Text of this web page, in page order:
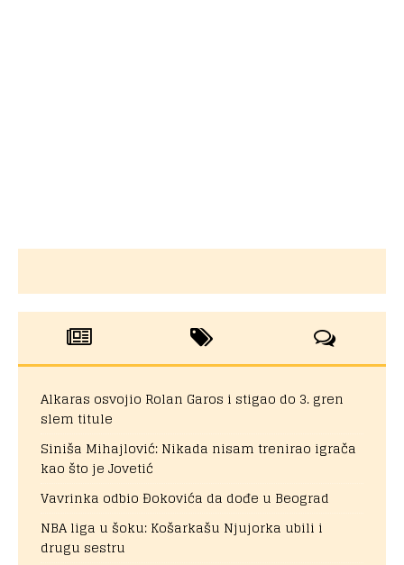
Alkaras osvojio Rolan Garos i stigao do 3. gren
slem titule
Siniša Mihajlović: Nikada nisam trenirao igrača
kao što je Jovetić
Vavrinka odbio Đokovića da dođe u Beograd
NBA liga u šoku: Košarkašu Njujorka ubili i
drugu sestru